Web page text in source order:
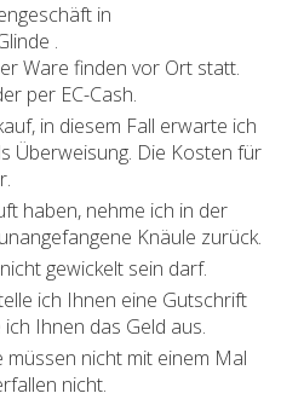
in
.
Ware finden vor Ort statt.
per EC-Cash.
in diesem Fall erwarte ich
Überweisung. Die Kosten für
haben, nehme ich in der
Knäule zurück.
gewickelt sein darf.
ich Ihnen eine Gutschrift
Ihnen das Geld aus.
nicht mit einem Mal
nicht.